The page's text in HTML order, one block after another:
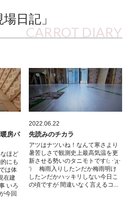
日記」
CARROT DIARY
房パ
ほど
にも
は体
在建
いろ
今回
2022.06.22
先読みのチカラ
アツはナツいね！なんて寒さより
暑苦しさで観測史上最高気温を更
新させる勢いのタニモトです(; ･`д･
´) 梅雨入りしたンだか梅雨明け
したンだかハッキリしない今日こ
の頃ですが 間違いなく言えるコ…